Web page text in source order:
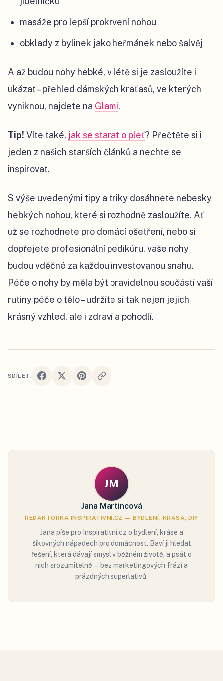
masáže pro lepší prokrvení nohou
obklady z bylinek jako heřmánek nebo šalvěj
A až budou nohy hebké, v létě si je zasloužíte i
ukázat – přehled dámských kraťasů, ve kterých
vyniknou, najdete na Glami.
Tip! Víte také, jak se starat o pleť? Přečtěte si i
jeden z našich starších článků a nechte se
inspirovat.
S výše uvedenými tipy a triky dosáhnete nebesky
hebkých nohou, které si rozhodně zasloužíte. Ať
už se rozhodnete pro domácí ošetření, nebo si
dopřejete profesionální pedikúru, vaše nohy
budou vděčné za každou investovanou snahu.
Péče o nohy by měla být pravidelnou součástí vaší
rutiny péče o tělo – udržíte si tak nejen jejich
krásný vzhled, ale i zdraví a pohodlí.
SDÍLET:
JM
Jana Martincová
REDAKTORKA INSPIRATIVNÍ.CZ — BYDLENÍ, KRÁSA, DIY
Jana píše pro Inspirativní.cz o bydlení, kráse a
šikovných nápadech pro domácnost. Baví ji hledat
řešení, která dávají smysl v běžném životě, a psát o
nich srozumitelně — bez marketingových frází a
prázdných superlativů.